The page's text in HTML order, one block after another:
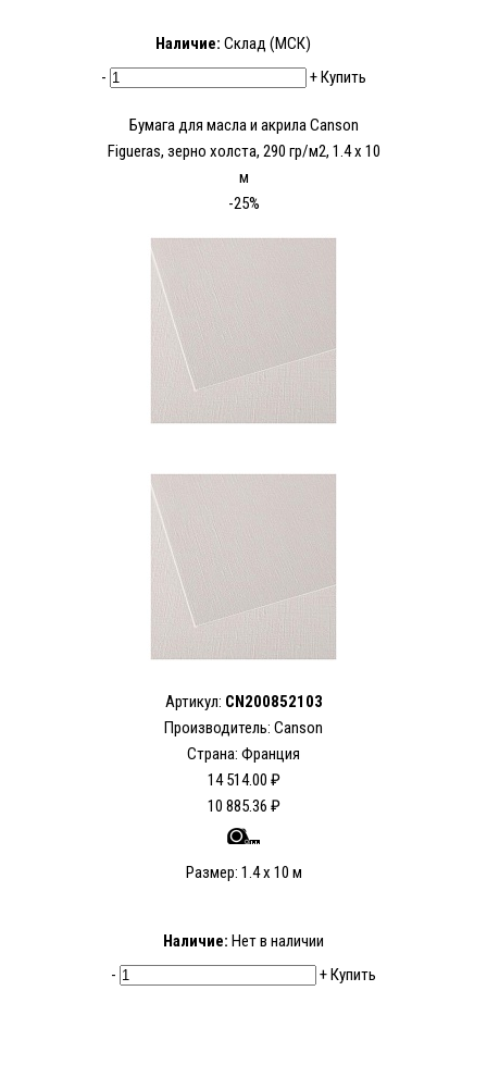
Наличие: Склад (МСК)
-
+Купить
Бумага для масла и акрила Canson
Figueras, зерно холста, 290 гр/м2, 1.4 x 10
м
-25%
Артикул: CN200852103
Производитель: Canson
Страна: Франция
14 514.00 ₽
10 885.36 ₽
Размер: 1.4 x 10 м
Наличие: Нет в наличии
-
+Купить